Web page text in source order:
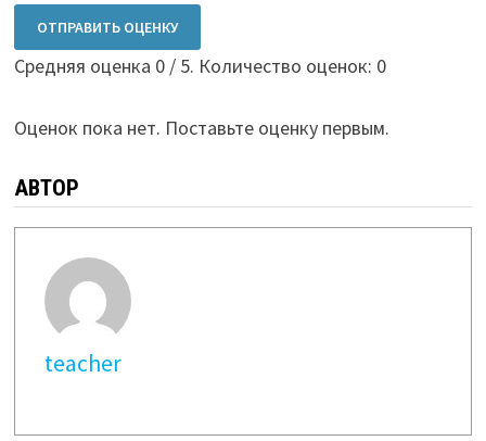
ОТПРАВИТЬ ОЦЕНКУ
Средняя оценка 0/ 5. Количество оценок: 0
Оценок пока нет. Поставьте оценку первым.
АВТОР
teacher